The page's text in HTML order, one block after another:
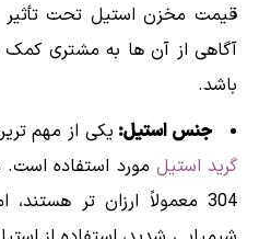
قیمت مخزن استیل تحت تأثیر
آگاهی از آن ها به مشتری کمک
باشد.
جنس استیل: یکی از مهم
گرید استیل مورد استفاده
304 معمولاً ارزان تر